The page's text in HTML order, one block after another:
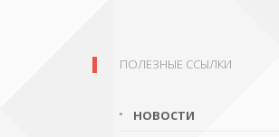
ПОЛЕЗНЫЕ ССЫЛКИ
НОВОСТИ